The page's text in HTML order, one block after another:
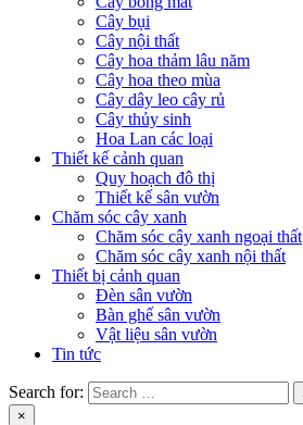
Cây bụi
Cây nội thất
Cây hoa thảm lâu năm
Cây hoa theo mùa
Cây dây leo cây rủ
Cây thủy sinh
Hoa Lan các loại
Thiết kế cảnh quan
Quy hoạch đô thị
Thiết kế sân vườn
Chăm sóc cây xanh
Chăm sóc cây xanh ngoại thất
Chăm sóc cây xanh nội thất
Thiết bị cảnh quan
Đèn sân vườn
Bàn ghế sân vườn
Vật liệu sân vườn
Tin tức
Search for:
×